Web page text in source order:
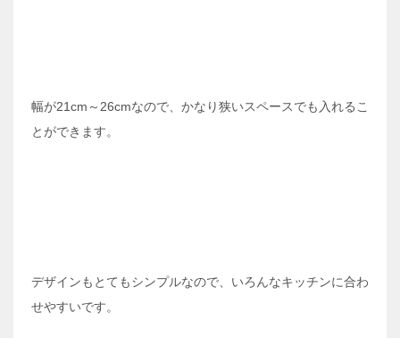
幅が21cm～26cmなので、かなり狭いスペースでも入れるこ
とができます。
デザインもとてもシンプルなので、いろんなキッチンに合わ
せやすいです。